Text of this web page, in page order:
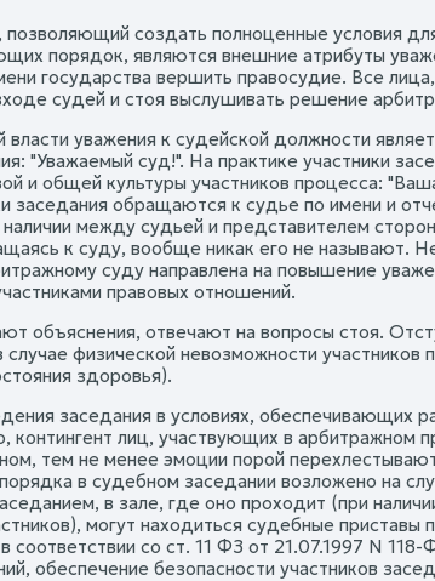
создать полноценные условия
порядок, являются внешние атрибуты
государства вершить правосудие. Все лица,
судей и стоя выслушивать решение
уважения к судейской должности
"Уважаемый суд!". На практике участники
и общей культуры участников процесса:
заседания обращаются к судье по имени и
между судьей и представителем
к суду, вообще никак его не называют.
суду направлена на повышение
правовых отношений.
объяснения, отвечают на вопросы стоя.
физической невозможности участников
здоровья).
заседания в условиях, обеспечивающих
контингент лиц, участвующих в арбитражном
тем не менее эмоции порой
в судебном заседании возложено на
в зале, где оно проходит (при
могут находиться судебные приставы
соответствии со ст. 11 ФЗ от 21.07.1997 N
обеспечение безопасности участников